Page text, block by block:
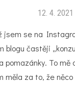
12. 4. 2021
jsem se na
blogu častěji
pomazánky. To mě
měla za to, že